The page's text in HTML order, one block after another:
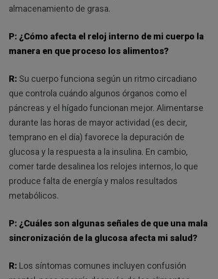
almacenamiento de grasa.
P: ¿Cómo afecta el reloj interno de mi cuerpo la
manera en que proceso los alimentos?
R: Su cuerpo funciona según un ritmo circadiano
que controla cuándo algunos órganos como el
páncreas y el hígado funcionan mejor. Alimentarse
durante las horas de mayor actividad (es decir,
temprano en el día) favorece la depuración de
glucosa y la respuesta a la insulina. En cambio,
comer tarde desalinea los relojes internos, lo que
produce falta de energía y malos resultados
metabólicos.
P: ¿Cuáles son algunas señales de que una mala
sincronización de la glucosa afecta mi salud?
R: Los síntomas comunes incluyen confusión